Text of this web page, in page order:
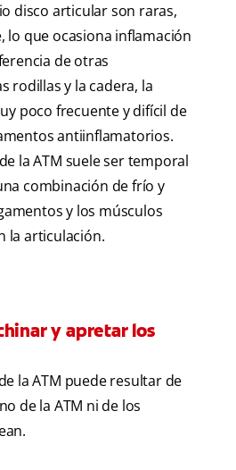
disco articular son raras,
lo que ocasiona inflamación
de otras
rodillas y la cadera, la
poco frecuente y difícil de
antiinflamatorios.
la ATM suele ser temporal
combinación de frío y
y los músculos
la articulación.
y apretar los
la ATM puede resultar de
de la ATM ni de los